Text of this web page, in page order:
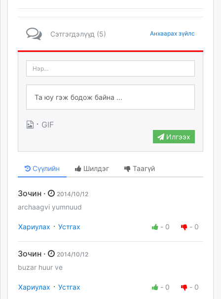
Сэтгэгдэлүүд (5) Анхаарах зүйлс
· GIF
Илгээх
Сүүлийн Шилдэг Таагүй
Зочин · 2014/10/12
archaagvi yumnuud
Хариулах · Устгах - 0 - 0
Зочин · 2014/10/12
buzar huur ve
Хариулах · Устгах - 0 - 0